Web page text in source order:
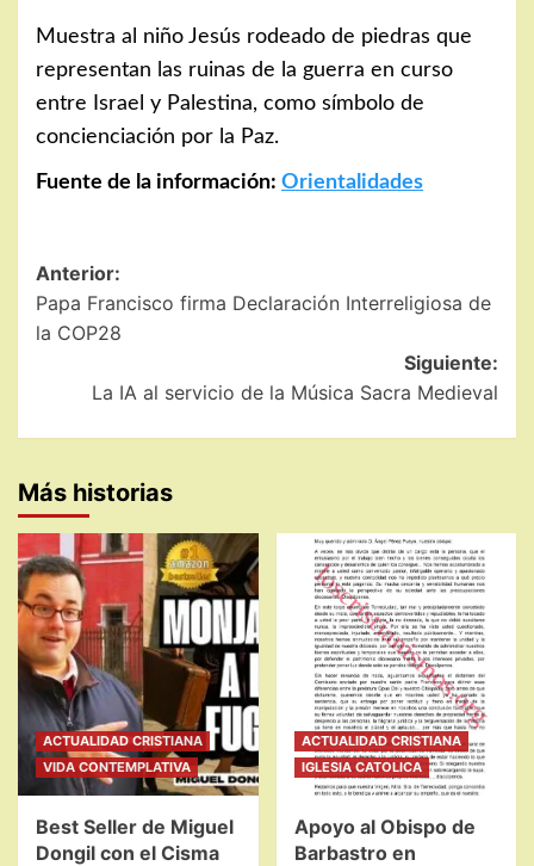
Muestra al niño Jesús rodeado de piedras que
representan las ruinas de la guerra en curso
entre Israel y Palestina, como símbolo de
concienciación por la Paz.
Fuente de la información: Orientalidades
Navegación
de
entradas
Anterior:
Papa Francisco firma Declaración Interreligiosa de
la COP28
Siguiente:
La IA al servicio de la Música Sacra Medieval
Más historias
ACTUALIDAD CRISTIANA
VIDA CONTEMPLATIVA
Best Seller de Miguel
Dongil con el Cisma
ACTUALIDAD CRISTIANA
IGLESIA CATOLICA
Apoyo al Obispo de
Barbastro en